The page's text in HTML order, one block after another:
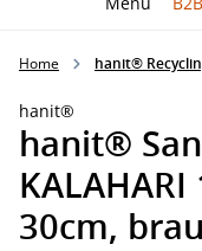
Home hanit®
hanit®
hanit®
30cm,